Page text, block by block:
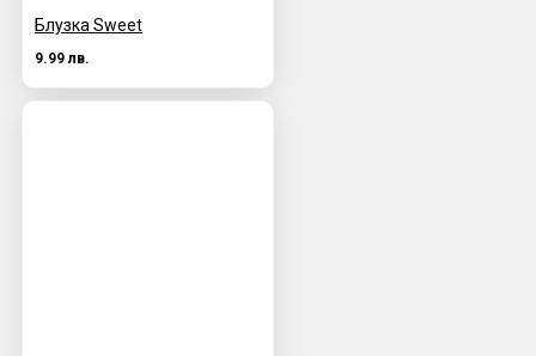
Блузка Sweet
9.99 лв.